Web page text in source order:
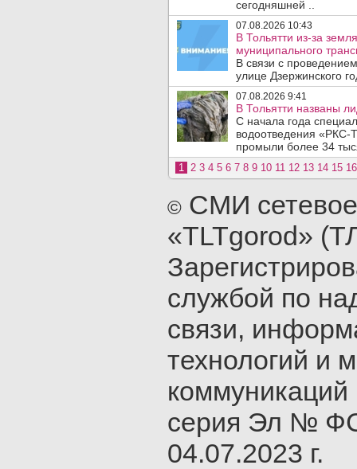
сегодняшней ..
07.08.2026 10:43
В Тольятти из-за
муниципального
В связи с
улице Дзержинского
07.08.2026 9:41
В Тольятти названы
С начала года
водоотведения «РКС-
промыли более 34
1 2 3 4 5 6 7 8 9 10 11 12 13 14 15 16
© СМИ
«TLTgorod»
службой по
связи,
технологий и
серия Эл №
04.07.2023 г.